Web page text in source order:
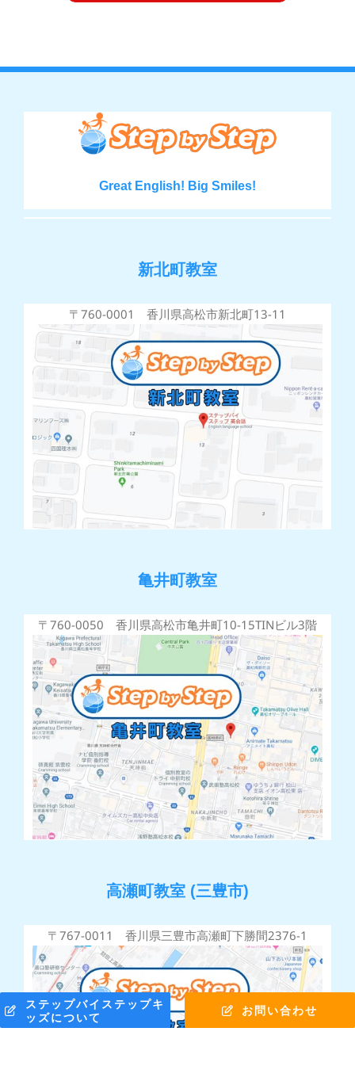
Great English! Big Smiles!
ステップバイステップキ
ッズについて
お問い合わせ
新北町教室
〒760-0001 香川県高松市新北町13-11
亀井町教室
〒760-0050 香川県高松市亀井町10-15TINビル3階
高瀬町教室 (三豊市)
〒767-0011 香川県三豊市高瀬町下勝間2376-1